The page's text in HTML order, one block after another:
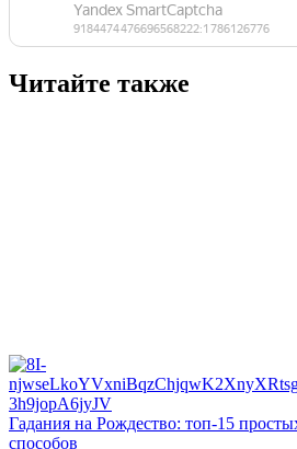
Читайте также
Гадания на Рождество: топ-15
способов